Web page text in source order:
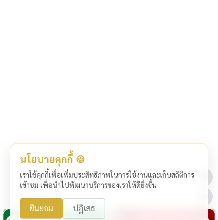
นโยบายคุกกี้ 🍪
เราใช้คุกกี้เพื่อเพิ่มประสิทธิภาพในการใช้งานและเก็บสถิติการ
เข้าชม เพื่อนำไปพัฒนาบริการของเราให้ดียิ่งขึ้น
ยินยอม ปฏิเสธ